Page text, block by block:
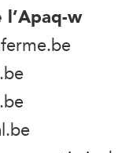
l’Apaq-w